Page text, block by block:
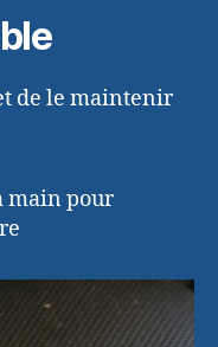
de le maintenir
main pour